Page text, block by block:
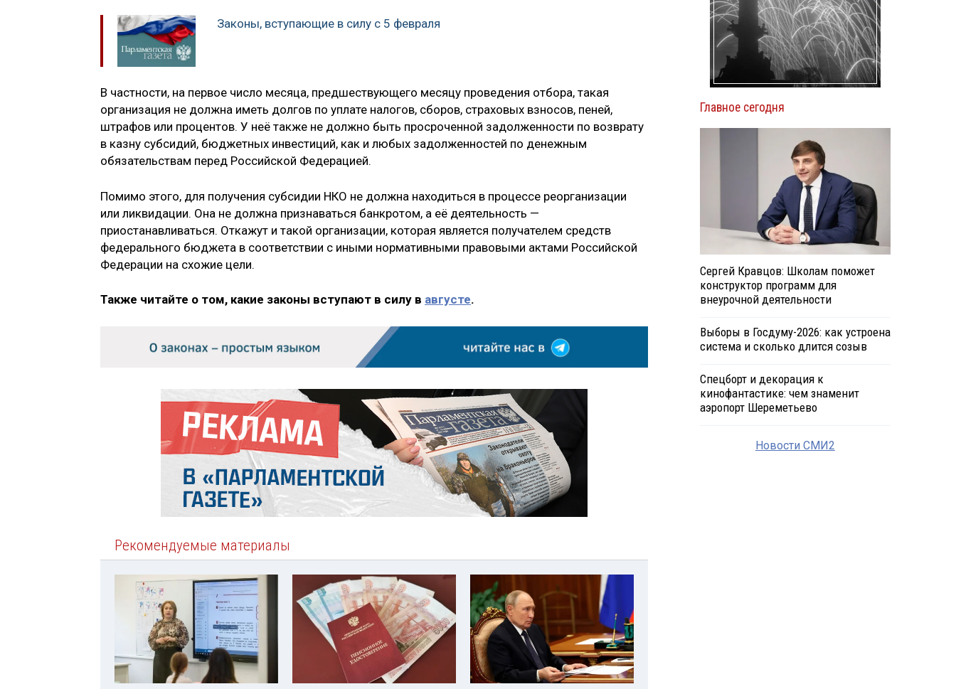
Законы, вступающие в силу с 5 февраля
В частности, на первое число месяца, предшествующего месяцу проведения отбора, такая
организация не должна иметь долгов по уплате налогов, сборов, страховых взносов, пеней,
штрафов или процентов. У неё также не должно быть просроченной задолженности по возврату
в казну субсидий, бюджетных инвестиций, как и любых задолженностей по денежным
обязательствам перед Российской Федерацией.
Помимо этого, для получения субсидии НКО не должна находиться в процессе реорганизации
или ликвидации. Она не должна признаваться банкротом, а её деятельность —
приостанавливаться. Откажут и такой организации, которая является получателем средств
федерального бюджета в соответствии с иными нормативными правовыми актами Российской
Федерации на схожие цели.
Также читайте о том, какие законы вступают в силу в августе.
Рекомендуемые материалы
Главное сегодня
Сергей Кравцов: Школам поможет
конструктор программ для
внеурочной деятельности
Выборы в Госдуму-2026: как устроена
система и сколько длится созыв
Спецборт и декорация к
кинофантастике: чем знаменит
аэропорт Шереметьево
Новости СМИ2